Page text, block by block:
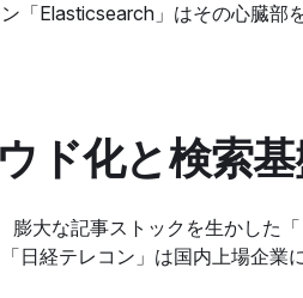
「Elasticsearch」はその心臓部
ド化と検索
大な記事ストックを生かした
日経テレコン」は国内上場企